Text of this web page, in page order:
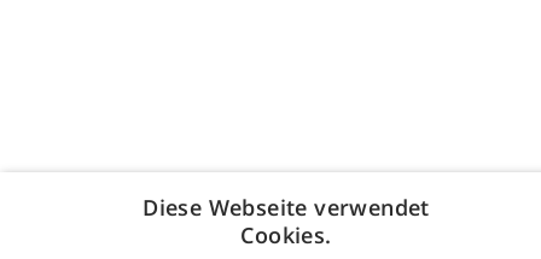
Diese Webseite verwendet
Cookies.